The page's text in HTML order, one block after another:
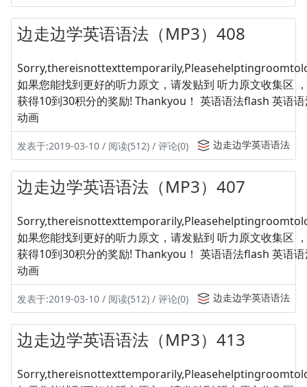
边走边学英语语法（MP3）408
如果您能找到更好的听力原文，请发贴到 听力原文收集区
获得10到30积分的奖励! Thankyou！ 英语语法flash 英语
动画
发表于:2019-03-10 / 阅读(512) / 评论(0) 边走边学英语语法
边走边学英语语法（MP3）407
如果您能找到更好的听力原文，请发贴到 听力原文收集区
获得10到30积分的奖励! Thankyou！ 英语语法flash 英语
动画
发表于:2019-03-10 / 阅读(512) / 评论(0) 边走边学英语语法
边走边学英语语法（MP3）413